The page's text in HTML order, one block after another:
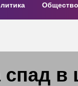
Общество
спад в